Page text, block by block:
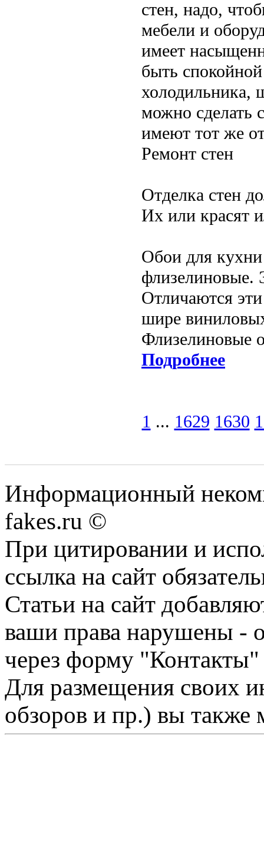
стен, надо,
мебели и
имеет
быть
холодильника,
можно сделать
имеют тот же
Ремонт стен
Отделка стен
Их или красят
Обои для
флизелиновые.
Отличаются
шире
Флизелиновые
Подробнее
1 ... 1629 1630
Информационный
fakes.ru ©
При цитировании и
ссылка на сайт
Статьи на сайт
ваши права нарушены -
через форму "Контакты"
Для размещения своих
обзоров и пр.) вы также